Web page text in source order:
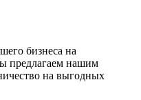
бизнеса на
предлагаем нашим
на выгодных